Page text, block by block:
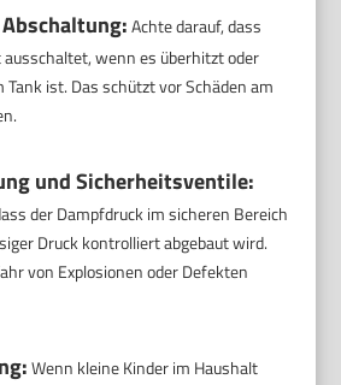
Achte darauf, dass
wenn es überhitzt oder
ist. Das schützt vor Schäden am
und Sicherheitsventile:
der Dampfdruck im sicheren Bereich
Druck kontrolliert abgebaut wird.
von Explosionen oder Defekten
Wenn kleine Kinder im Haushalt